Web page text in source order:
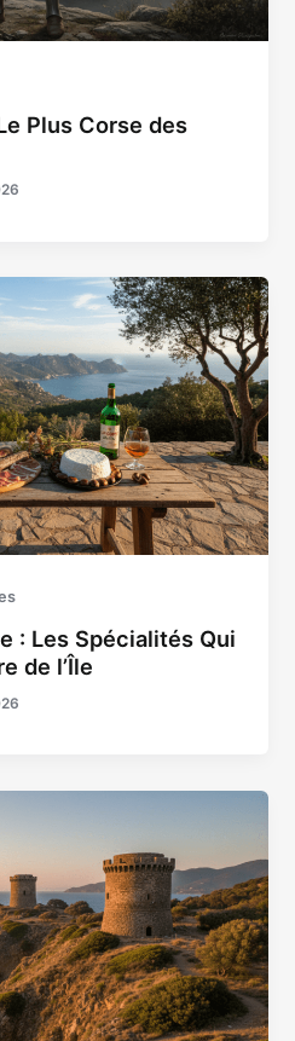
Plus Corse des
: Les Spécialités Qui
de l’Île